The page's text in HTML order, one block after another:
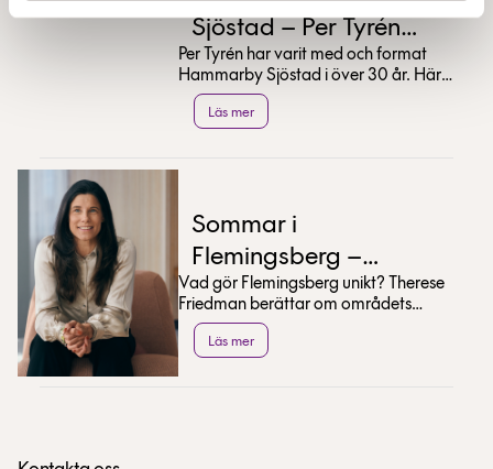
Sjöstad – Per Tyrén
tipsar
Per Tyrén har varit med och format
Hammarby Sjöstad i över 30 år. Här
delar han med sig av sina bästa tips
för en sommar...
Läs mer
Sommar i
Flemingsberg –
Therese Friedman
tipsar
Vad gör Flemingsberg unikt? Therese
Friedman berättar om områdets
utveckling och delar med sig av sina
bästa sommartips.
Läs mer